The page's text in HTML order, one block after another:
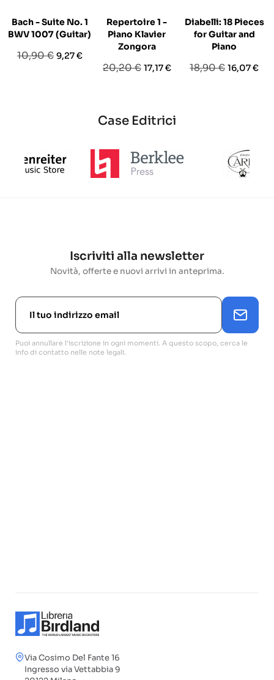
Bach - Suite No. 1
BWV 1007 (Guitar)
Prezzo
10,90 € Prezzo
9,27 €
Repertoire 1 -
Piano Klavier
Zongora
Prezzo
20,20 € Prezzo
17,17 €
Diabelli: 18 Pieces
for Guitar and
Piano
Prezzo
18,90 € Prezzo
16,07 €
Case Editrici
Iscriviti alla newsletter
Novità, offerte e nuovi arrivi in anteprima.
Puoi annullare l'iscrizione in ogni momenti. A questo scopo, cerca le
info di contatto nelle note legali.
Via Cosimo Del Fante 16
Ingresso via Vettabbia 9